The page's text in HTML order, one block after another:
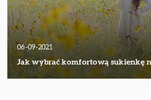
06-09-2021
Jak wybrać komfortową sukienkę